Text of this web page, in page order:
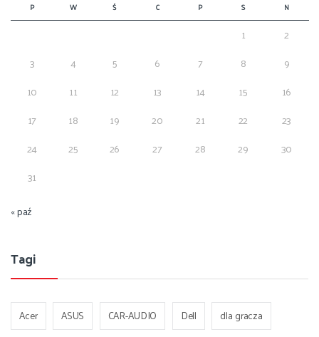
P W Ś C P S N
1
2
3
4 5 6 7 8
9
10
11 12 13 14 15
16
17
18 19 20 21 22
23
24
25 26 27 28 29
30
31
« paź
Tagi
Acer ASUS CAR-AUDIO Dell
dla gracza